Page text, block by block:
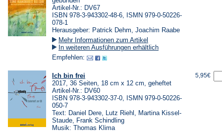
Artikel-Nr.: DV67
ISBN 978-3-943302-48-6, ISMN 979-0-50226-
078-1
Herausgeber: Patrick Dehm, Joachim Raabe
Mehr Informationen zum Artikel
In weiteren Ausführungen erhältlich
Empfehlen:
Ich bin frei
2017, 36 Seiten, 18 cm x 12 cm, geheftet
Artikel-Nr.: DV60
ISBN 978-3-943302-37-0, ISMN 979-0-50226-
050-7
Text: Daniel Dere, Lutz Riehl, Martina Kissel-
Staude, Frank Schindling
Musik: Thomas Klima
5,95€